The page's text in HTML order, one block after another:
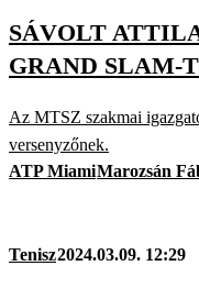
SÁVOLT
GRAND SLAM-
Az MTSZ szakmai
versenyzőnek.
ATP MiamiMarozsán
Tenisz2024.03.09. 12:29